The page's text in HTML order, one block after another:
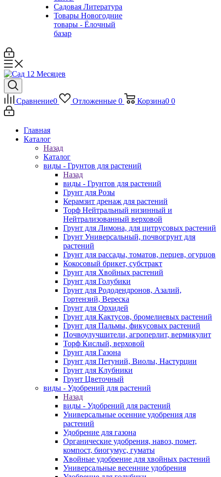
Садовая Литература
Товары Новогодние
товары - Ёлочный
базар
Сравнение0 Отложенные 0 Корзина0 0
Главная
Каталог
Назад
Каталог
виды - Грунтов для растений
Назад
виды - Грунтов для растений
Грунт для Розы
Керамзит дренаж для растений
Торф Нейтральный низинный и
Нейтрализованный верховой
Грунт для Лимона, для цитрусовых растений
Грунт Универсальный, почвогрунт для
растений
Грунт для рассады, томатов, перцев, огурцов
Кокосовый брикет, субстракт
Грунт для Хвойных растений
Грунт для Голубики
Грунт для Рододендронов, Азалий,
Гортензий, Вереска
Грунт для Орхидей
Грунт для Кактусов, бромелиевых растений
Грунт для Пальмы, фикусовых растений
Почвоулучшители, агроперлит, вермикулит
Торф Кислый, верховой
Грунт для Газона
Грунт для Петуний, Виолы, Настурции
Грунт для Клубники
Грунт Цветочный
виды - Удобрений для растений
Назад
виды - Удобрений для растений
Универсальные осенние удобрения для
растений
Удобрение для газона
Органические удобрения, навоз, помет,
компост, биогумус, гуматы
Хвойные удобрение для хвойных растений
Универсальные весенние удобрения